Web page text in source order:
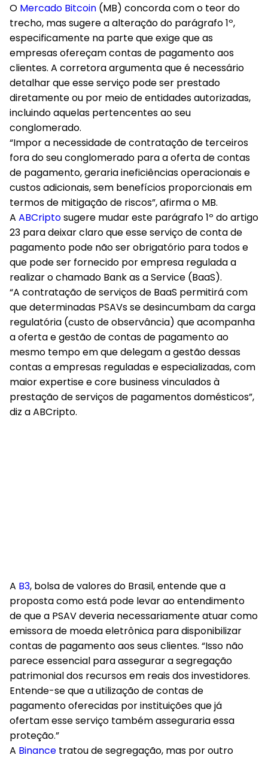
O Mercado Bitcoin (MB) concorda com o teor do
trecho, mas sugere a alteração do parágrafo 1º,
especificamente na parte que exige que as
empresas ofereçam contas de pagamento aos
clientes. A corretora argumenta que é necessário
detalhar que esse serviço pode ser prestado
diretamente ou por meio de entidades autorizadas,
incluindo aquelas pertencentes ao seu
conglomerado.
“Impor a necessidade de contratação de terceiros
fora do seu conglomerado para a oferta de contas
de pagamento, geraria ineficiências operacionais e
custos adicionais, sem benefícios proporcionais em
termos de mitigação de riscos”, afirma o MB.
A ABCriptosugere mudar este parágrafo 1º do artigo
23 para deixar claro que esse serviço de conta de
pagamento pode não ser obrigatório para todos e
que pode ser fornecido por empresa regulada a
realizar o chamado Bank as a Service (BaaS).
“A contratação de serviços de BaaS permitirá com
que determinadas PSAVs se desincumbam da carga
regulatória (custo de observância) que acompanha
a oferta e gestão de contas de pagamento ao
mesmo tempo em que delegam a gestão dessas
contas a empresas reguladas e especializadas, com
maior expertise e core business vinculados à
prestação de serviços de pagamentos domésticos”,
diz a ABCripto.
A B3, bolsa de valores do Brasil, entende que a
proposta como está pode levar ao entendimento
de que a PSAV deveria necessariamente atuar como
emissora de moeda eletrônica para disponibilizar
contas de pagamento aos seus clientes. “Isso não
parece essencial para assegurar a segregação
patrimonial dos recursos em reais dos investidores.
Entende-se que a utilização de contas de
pagamento oferecidas por instituições que já
ofertam esse serviço também asseguraria essa
proteção.”
A Binance tratou de segregação, mas por outro